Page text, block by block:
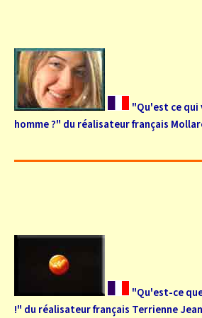
"Qu'est ce
homme ?" du réalisateur français
"Qu'est-ce
!" du réalisateur français Terrienne